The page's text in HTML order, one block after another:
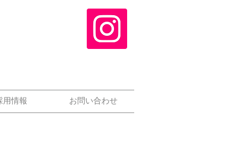
用情報 お問い合わせ